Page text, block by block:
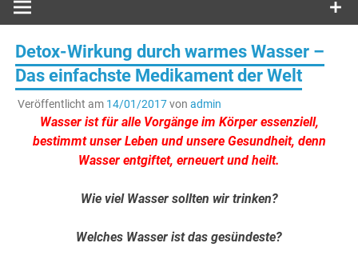
Detox-Wirkung durch warmes Wasser –
Das einfachste Medikament der Welt
Veröffentlicht am 14/01/2017von admin
Wasser ist für alle Vorgänge im Körper essenziell,
bestimmt unser Leben und unsere Gesundheit, denn
Wasser entgiftet, erneuert und heilt.
Wie viel Wasser sollten wir trinken?
Welches Wasser ist das gesündeste?